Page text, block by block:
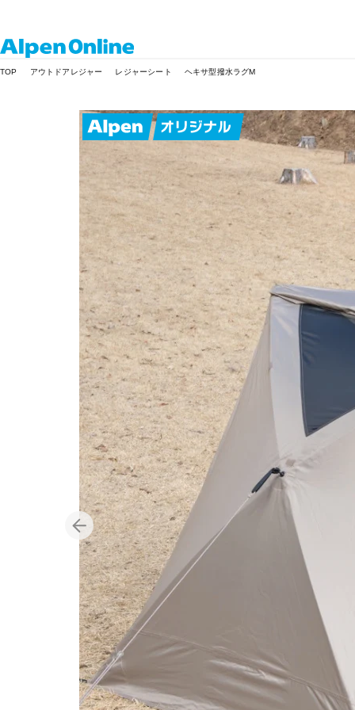
Online
TOP アウトドアレジャー レジャーシート ヘキサ型撥水ラグM